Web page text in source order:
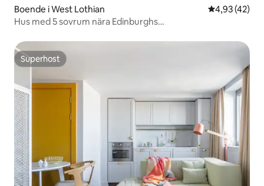
Boende i West Lothian 4,93 av 5 i
4,93 (42)
Hus med 5 sovrum nära Edinburghs
Superhost
Superhost